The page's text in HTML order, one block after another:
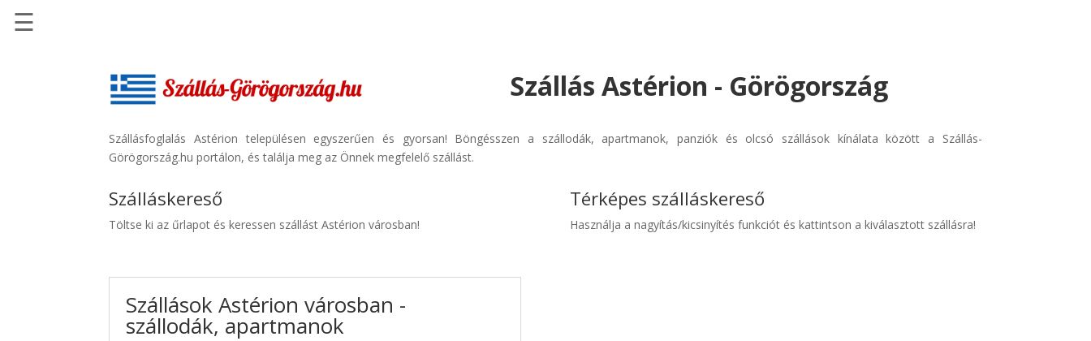
Szállásinfo.eu
Repülőjegy
Autóbérlés
☰
Szállás Astérion - Görögország
Szállásfoglalás Astérion településen egyszerűen és gyorsan! Böngésszen a szállodák, apartmanok, panziók és olcsó szállások kínálata között a Szállás-
Görögország.hu portálon, és találja meg az Önnek megfelelő szállást.
Szálláskereső
Töltse ki az űrlapot és keressen szállást Astérion városban!
Szállások Astérion városban -
szállodák, apartmanok
Térképes szálláskereső
Használja a nagyítás/kicsinyítés funkciót és kattintson a kiválasztott szállásra!